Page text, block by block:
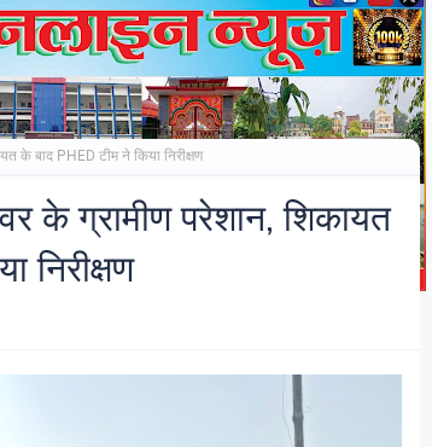
के बाद PHED टीम ने किया निरीक्षण
के ग्रामीण परेशान, शिकायत
निरीक्षण